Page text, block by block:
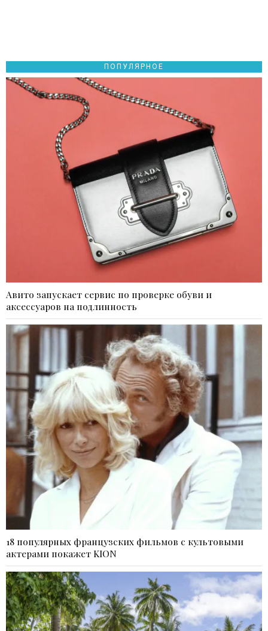
ПОПУЛЯРНОЕ
Авито запускает сервис по проверке обуви и
аксессуаров на подлинность
18 популярных французских фильмов с культовыми
актерами покажет KION